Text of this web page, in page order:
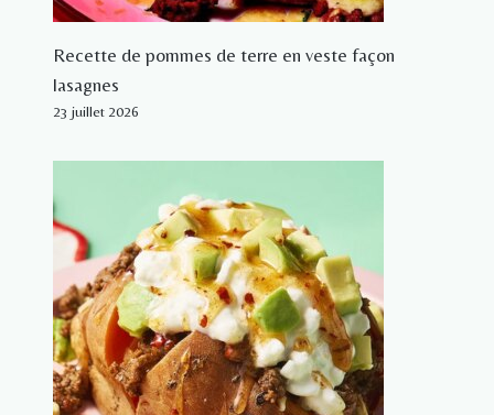
Recette de pommes de terre en veste façon
lasagnes
23 juillet 2026